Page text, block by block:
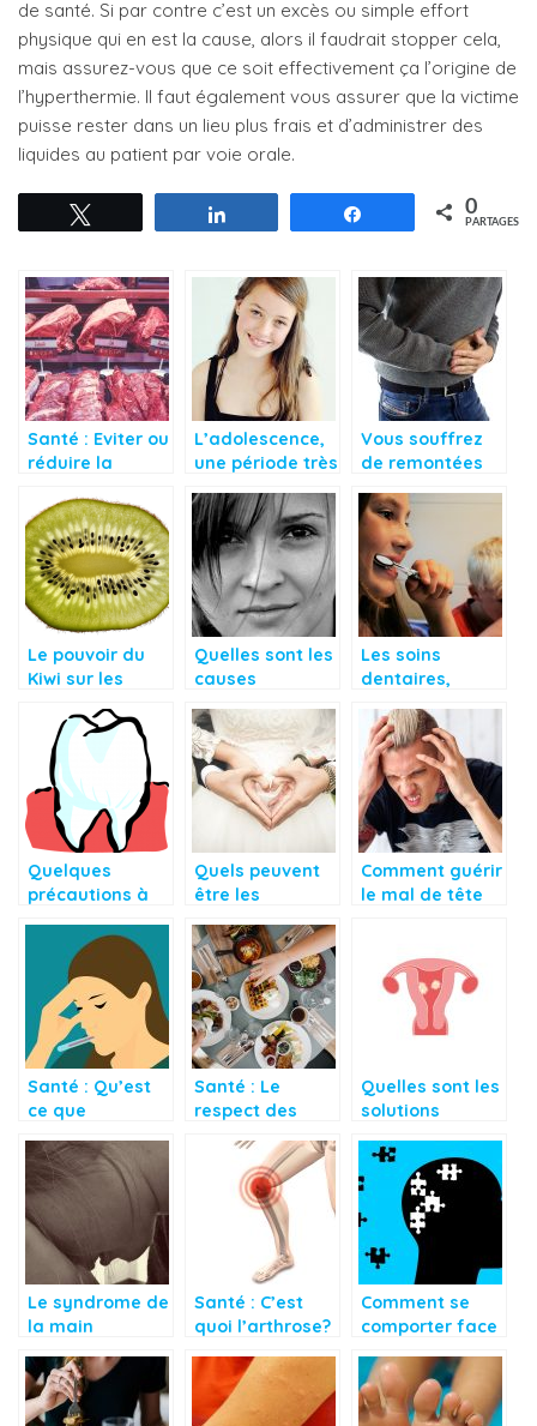
de santé. Si par contre c’est un excès ou simple effort
physique qui en est la cause, alors il faudrait stopper cela,
mais assurez-vous que ce soit effectivement ça l’origine de
l’hyperthermie. Il faut également vous assurer que la victime
puisse rester dans un lieu plus frais et d’administrer des
liquides au patient par voie orale.
Partagez 0
PARTAGES
Santé : Eviter ou
réduire la
de viande rouge
L’adolescence,
une période très
santé
Vous souffrez
de remontées
Le pouvoir du
Kiwi sur les
Quelles sont les
causes
l’acné adulte?
Les soins
dentaires,
conseils et
astuces
Quelques
précautions à
éviter le mal de
dent
Quels peuvent
être les
de l’acte sexuel
dans
l’organisme ?
Comment guérir
le mal de tête
Santé : Qu’est
ce que
Santé : Le
respect des
d’alimentation
Quelles sont les
solutions
remédier aux
fibromes
utérins?
Le syndrome de
la main
Santé : C’est
quoi l’arthrose?
Comment se
comporter face
pertes de
mémoire ?